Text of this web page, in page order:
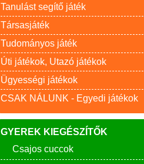
Tanulást segítő játék
Társasjáték
Tudományos játék
Úti játékok, Utazó játékok
Ügyességi játékok
CSAK NÁLUNK - Egyedi játékok
GYEREK KIEGÉSZÍTŐK
Csajos cuccok